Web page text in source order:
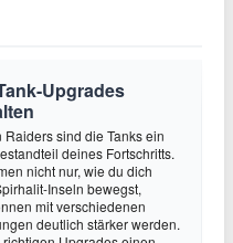
Upgrades
Raiders sind die Tanks ein
deines Fortschritts.
nicht nur, wie du dich
Inseln bewegst,
mit verschiedenen
deutlich stärker werden.